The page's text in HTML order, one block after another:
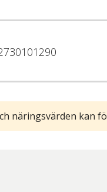
näringsvärden kan